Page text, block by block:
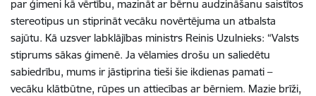
par ģimeni kā vērtību, mazināt ar bērnu audzināšanu saistītos
stereotipus un stiprināt vecāku novērtējuma un atbalsta
sajūtu. Kā uzsver labklājības ministrs Reinis Uzulnieks: “Valsts
stiprums sākas ģimenē. Ja vēlamies drošu un saliedētu
sabiedrību, mums ir jāstiprina tieši šie ikdienas pamati –
vecāku klātbūtne, rūpes un attiecības ar bērniem. Mazie brīži,